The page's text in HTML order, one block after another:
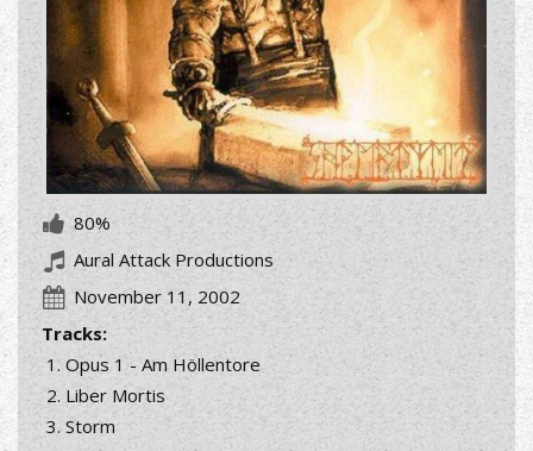
80%
Aural Attack Productions
November 11, 2002
Tracks:
Opus 1 - Am Höllentore
Liber Mortis
Storm